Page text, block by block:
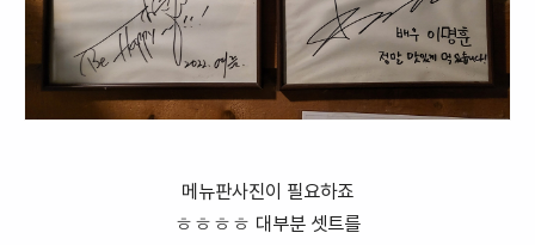
메뉴판사진이 필요하죠
ㅎㅎㅎㅎ 대부분 셋트를